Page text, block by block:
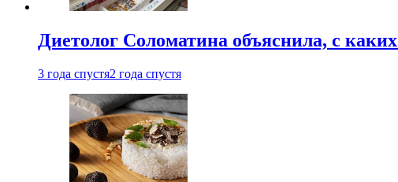
Диетолог Соломатина объяснила, с
3 года спустя2 года спустя